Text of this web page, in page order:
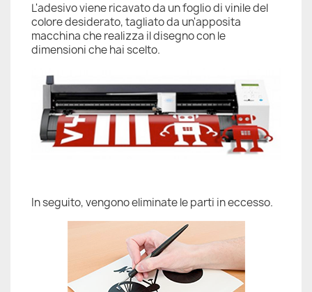
L'adesivo viene ricavato da un foglio di vinile del
colore desiderato, tagliato da un'apposita
macchina che realizza il disegno con le
dimensioni che hai scelto.
In seguito, vengono eliminate le parti in eccesso.